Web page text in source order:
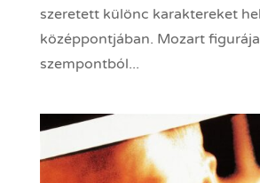
szeretett különc karaktereket
középpontjában. Mozart
szempontból...